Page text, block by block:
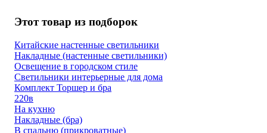
Этот товар из подборок
Китайские настенные светильники
Накладные (настенные светильники)
Освещение в городском стиле
Светильники интерьерные для дома
Комплект Торшер и бра
220в
На кухню
Накладные (бра)
В спальню (прикроватные)